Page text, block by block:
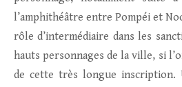
l’amphithéâtre entre Pompéi et
rôle d’intermédiaire dans les
hauts personnages de la ville, si
de cette très longue inscription.